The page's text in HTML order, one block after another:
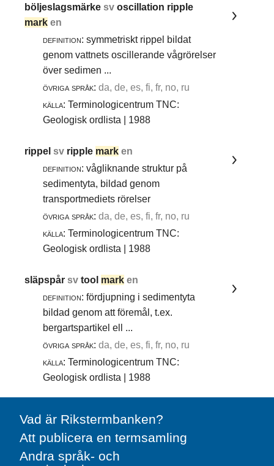
böljeslagsmärkesvoscillation ripple
mark en
definition: symmetriskt rippel bildat
genom vattnets oscillerande vågrörelser
över sedimen ...
övriga språk: da, de, es, fi, fr, no, ru
källa: Terminologicentrum TNC:
Geologisk ordlista | 1988
rippelsv ripple mark en
definition: vågliknande struktur på
sedimentyta, bildad genom
transportmediets rörelser
övriga språk: da, de, es, fi, fr, no, ru
källa: Terminologicentrum TNC:
Geologisk ordlista | 1988
släpspårsvtool mark en
definition: fördjupning i sedimentyta
bildad genom att föremål, t.ex.
bergartspartikel ell ...
övriga språk: da, de, es, fi, fr, no, ru
källa: Terminologicentrum TNC:
Geologisk ordlista | 1988
Vad är Rikstermbanken?
Att publicera en termsamling
Andra språk- och